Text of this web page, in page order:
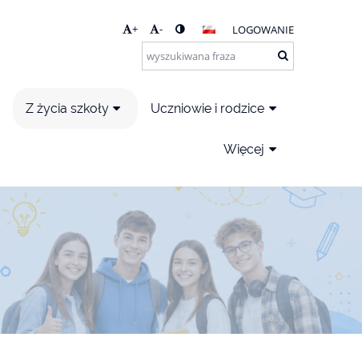
+ - LOGOWANIE
Z życia szkoły Uczniowie i rodzice
Więcej